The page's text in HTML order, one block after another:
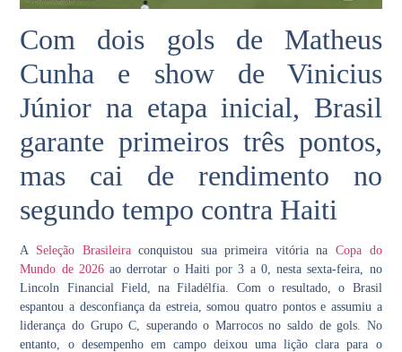
Com dois gols de Matheus
Cunha e show de Vinicius
Júnior na etapa inicial, Brasil
garante primeiros três pontos,
mas cai de rendimento no
segundo tempo contra Haiti
A Seleção Brasileiraconquistou sua primeira vitória naCopa do
Mundo de 2026ao derrotar o Haiti por 3 a 0, nesta sexta-feira, no
Lincoln Financial Field, na Filadélfia . Com o resultado, o Brasil
espantou a desconfiança da estreia, somou quatro pontos e assumiu a
liderança do Grupo C , superando o Marrocosno saldo de gols. No
entanto, o desempenho em campo deixou uma lição clara para o